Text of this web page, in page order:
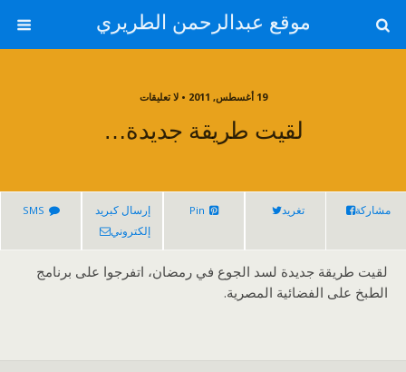
موقع عبدالرحمن الطريري
19 أغسطس, 2011 • لا تعليقات
لقيت طريقة جديدة…
مشاركة تغريد Pin
إرسال كبريد
إلكتروني
SMS
لقيت طريقة جديدة لسد الجوع في رمضان، اتفرجوا على برنامج
الطبخ على الفضائية المصرية.